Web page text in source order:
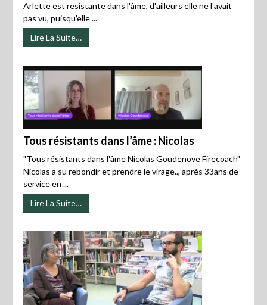
Arlette est resistante dans l'âme, d'ailleurs elle ne l'avait
pas vu, puisqu'elle ...
Lire La Suite…
Tous résistants dans l’âme : Nicolas
"Tous résistants dans l'âme Nicolas Goudenove Firecoach"
Nicolas a su rebondir et prendre le virage.., après 33ans de
service en ...
Lire La Suite…